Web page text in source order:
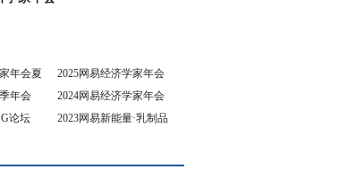
年会夏
2025网易经济学家年会
年会
2024网易经济学家年会
论坛
2023网易新能量·乳制品